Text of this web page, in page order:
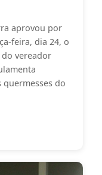
aprovou por
feira, dia 24, o
do vereador
do
amplia